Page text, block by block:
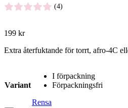
(4)
199 kr
Extra återfuktande för torrt, afro-4C
Variant
I förpackning
Förpackningsfri
Rensa